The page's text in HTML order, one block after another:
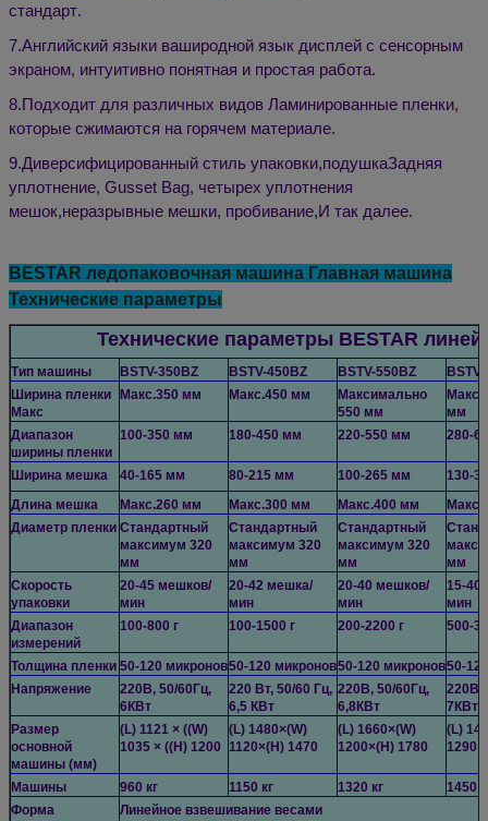
стандарт.
7.Английский языки ваширодной язык дисплей с сенсорным
экраном, интуитивно понятная и простая работа.
8.Подходит для различных видов Ламинированные пленки,
которые сжимаются на горячем материале.
9.Диверсифицированный стиль упаковки,подушкаЗадняя
уплотнение, Gusset Bag, четырех уплотнения
мешок,неразрывные мешки, пробивание,И так далее.
BESTAR ледопаковочная машина Главная машина
Технические параметры
Технические параметры BESTAR
Тип машины BSTV-350BZ BSTV-450BZ BSTV-550BZ
Ширина пленки
Макс
Макс.350 мм Макс.450 мм
Максимально
550 мм
мм
Диапазон
ширины пленки
100-350 мм 180-450 мм 220-550 мм 280-
Ширина мешка 40-165 мм 80-215 мм 100-265 мм
130-
Длина мешка
Макс.260 мм Макс.300 мм Макс.400 мм
Диаметр пленки Стандартный
максимум 320
мм
Стандартный
максимум 320
мм
Стандартный
максимум 320
мм
мм
Скорость
упаковки
20-45 мешков/
мин
20-42 мешка/
мин
20-40 мешков/
мин
15-40
мин
Диапазон
измерений
100-800 г 100-1500 г 200-2200 г 500-
Толщина пленки 50-120 микронов50-120 микронов50-120 микронов50-
Напряжение
220В, 50/60Гц,
6КВт
220 Вт, 50/60 Гц,
6,5 КВт
220В, 50/60Гц,
6,8КВт
220В,
7КВт
Размер
основной
машины (мм)
(L) 1121 × ((W)
1035 × ((H) 1200
(L) 1480×(W)
1120×(H) 1470
(L) 1660×(W)
1200×(H) 1780
(L)
Машины 960 кг 1150 кг 1320 кг
1450
Форма
Линейное взвешивание весами